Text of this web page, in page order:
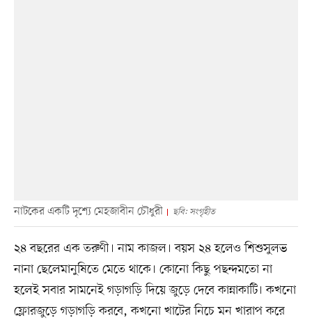
নাটকের একটি দৃশ্যে মেহজাবীন চৌধুরী ছবি: সংগৃহীত
২৪ বছরের এক তরুণী। নাম কাজল। বয়স ২৪ হলেও শিশুসুলভ
নানা ছেলেমানুষিতে মেতে থাকে। কোনো কিছু পছন্দমতো না
হলেই সবার সামনেই গড়াগড়ি দিয়ে জুড়ে দেবে কান্নাকাটি। কখনো
ফ্লোরজুড়ে গড়াগড়ি করবে, কখনো খাটের নিচে মন খারাপ করে